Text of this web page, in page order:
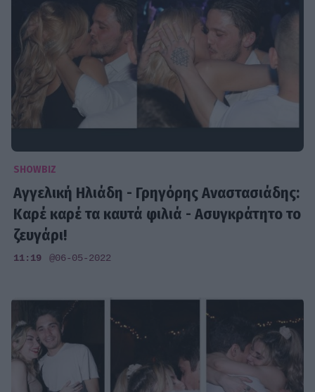
SHOWBIZ
Αγγελική Ηλιάδη - Γρηγόρης Αναστασιάδης:
Καρέ καρέ τα καυτά φιλιά - Ασυγκράτητο το
ζευγάρι!
11:19 @06-05-2022